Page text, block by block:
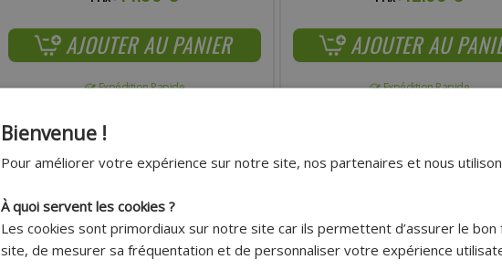
AJOUTER AU PANIER
Expédition Rapide
AJOUTER AU
Expédition Rapide
Bienvenue !
Pour améliorer votre expérience sur notre site, nos partenaires et nous
À quoi servent les cookies ?
Les cookies sont primordiaux sur notre site car ils permettent d’assurer le bon
site, de mesurer sa fréquentation et de personnaliser votre expérience